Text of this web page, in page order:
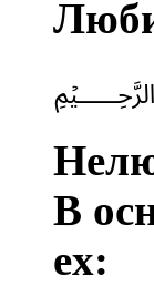
В
ex: